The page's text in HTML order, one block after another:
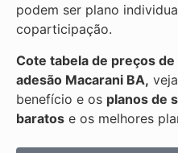
podem ser plano
coparticipação.
Cote tabela de preços
adesão Macarani BA,
benefício e os planos de
baratos e os melhores